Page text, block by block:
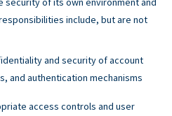
include, but are not
and security of account
and authentication mechanisms
access controls and user